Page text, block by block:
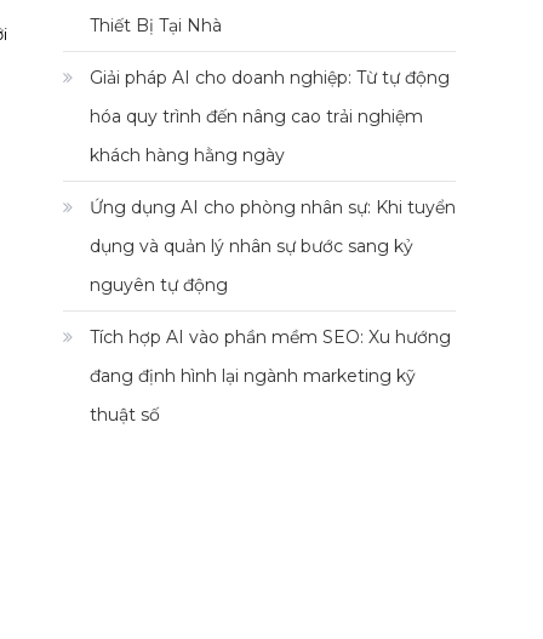
Thiết Bị Tại Nhà
Giải pháp AI cho doanh nghiệp: Từ tự động
hóa quy trình đến nâng cao trải nghiệm
khách hàng hằng ngày
Ứng dụng AI cho phòng nhân sự: Khi tuyển
dụng và quản lý nhân sự bước sang kỷ
nguyên tự động
Tích hợp AI vào phần mềm SEO: Xu hướng
đang định hình lại ngành marketing kỹ
thuật số